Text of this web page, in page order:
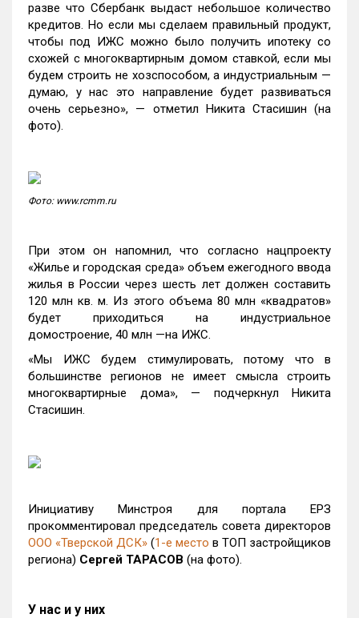
разве что Сбербанк выдаст небольшое количество
кредитов. Но если мы сделаем правильный продукт,
чтобы под ИЖС можно было получить ипотеку со
схожей с многоквартирным домом ставкой, если мы
будем строить не хозспособом, а индустриальным —
думаю, у нас это направление будет развиваться
очень серьезно», — отметил Никита Стасишин (на
фото).
Фото: www.rcmm.ru
При этом он напомнил, что согласно нацпроекту
«Жилье и городская среда» объем ежегодного ввода
жилья в России через шесть лет должен составить
120 млн кв. м. Из этого объема 80 млн «квадратов»
будет приходиться на индустриальное
домостроение, 40 млн —на ИЖС.
«Мы ИЖС будем стимулировать, потому что в
большинстве регионов не имеет смысла строить
многоквартирные дома», — подчеркнул Никита
Стасишин.
Инициативу Минстроя для портала ЕРЗ
прокомментировал председатель совета директоров
ООО «Тверской ДСК» (1-е место в ТОП застройщиков
региона) Сергей ТАРАСОВ (на фото).
У нас и у них